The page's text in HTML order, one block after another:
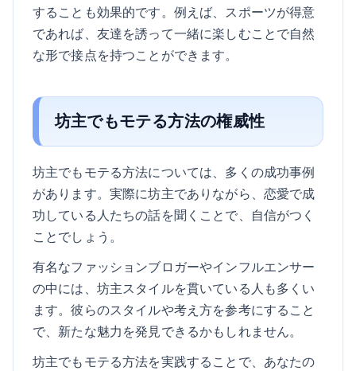
することも効果的です。例えば、スポーツが得意
であれば、友達を誘って一緒に楽しむことで自然
な形で接点を持つことができます。
坊主でもモテる方法の権威性
坊主でもモテる方法については、多くの成功事例
があります。実際に坊主でありながら、恋愛で成
功している人たちの話を聞くことで、自信がつく
ことでしょう。
有名なファッションブロガーやインフルエンサー
の中には、坊主スタイルを貫いている人も多くい
ます。彼らのスタイルや考え方を参考にすること
で、新たな魅力を発見できるかもしれません。
坊主でもモテる方法を実践することで、あなたの